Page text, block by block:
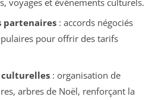
partenaires: accords négociés
pour offrir des tarifs
culturelles: organisation de
arbres de Noël, renforçant la